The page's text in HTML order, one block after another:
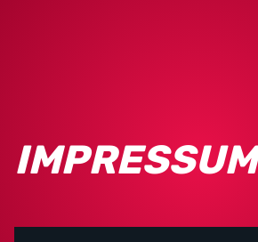
IMPRESSUM